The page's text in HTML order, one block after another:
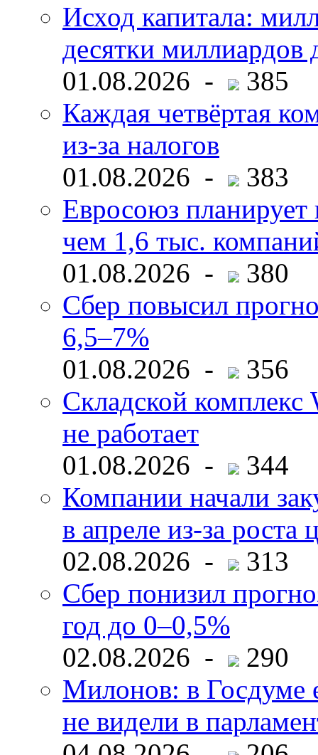
Исход капитала:
десятки миллиардов
01.08.2026 -
385
Каждая четвёртая
из-за налогов
01.08.2026 -
383
Евросоюз планирует
чем 1,6 тыс.
01.08.2026 -
380
Сбер повысил
6,5–7%
01.08.2026 -
356
Складской комплекс
не работает
01.08.2026 -
344
Компании начали
в апреле из-за роста
02.08.2026 -
313
Сбер понизил
год до 0–0,5%
02.08.2026 -
290
Милонов: в Госдуме
не видели в